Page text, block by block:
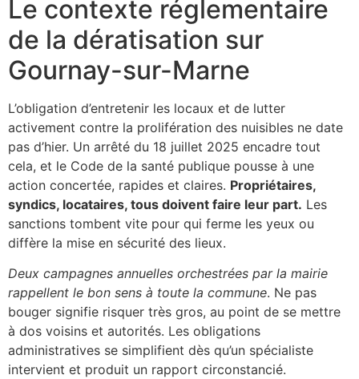
Le contexte réglementaire
de la dératisation sur
Gournay-sur-Marne
L’obligation d’entretenir les locaux et de lutter
activement contre la prolifération des nuisibles ne date
pas d’hier. Un arrêté du 18 juillet 2025 encadre tout
cela, et le Code de la santé publique pousse à une
action concertée, rapides et claires. Propriétaires,
syndics, locataires, tous doivent faire leur part. Les
sanctions tombent vite pour qui ferme les yeux ou
diffère la mise en sécurité des lieux.
Deux campagnes annuelles orchestrées par la mairie
rappellent le bon sens à toute la commune. Ne pas
bouger signifie risquer très gros, au point de se mettre
à dos voisins et autorités. Les obligations
administratives se simplifient dès qu’un spécialiste
intervient et produit un rapport circonstancié.